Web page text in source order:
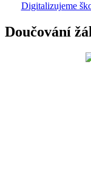
Digitalizujeme
Doučování